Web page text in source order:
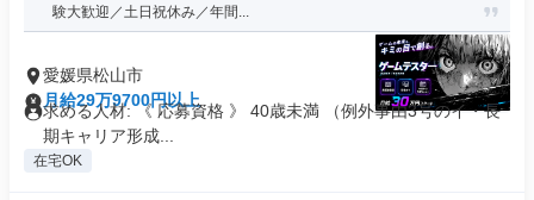
験大歓迎／土日祝休み／年間...
愛媛県松山市
月給29万9700円以上
求める人材: 《 応募資格 》 40歳未満 （例外事由3号のイ・長
期キャリア形成...
在宅OK